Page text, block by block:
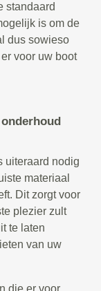
standaard
is om de
dus sowieso
voor uw boot
uiteraard nodig
materiaal
Dit zorgt voor
plezier zult
te laten
van uw
die er voor